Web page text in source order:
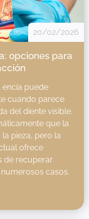
20/02/2026
opciones para
encía puede
cuando parece
del diente visible.
que la
pieza, pero la
ofrece
de recuperar
casos.